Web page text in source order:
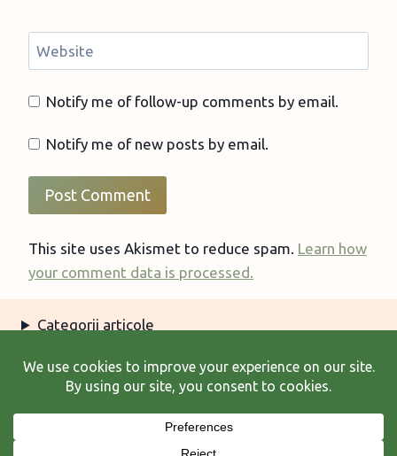
Website
Notify me of follow-up comments by email.
Notify me of new posts by email.
This site uses Akismet to reduce spam. Learn how
your comment data is processed.
Categorii articole
Arhiva articole